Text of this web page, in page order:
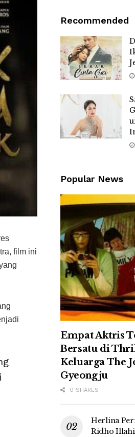
film ini
Recommended
Popular News
Empat Aktris
Bersatu di
Keluarga The
Gyeongju
0 SHARES
Herlina
Ridho Illahi